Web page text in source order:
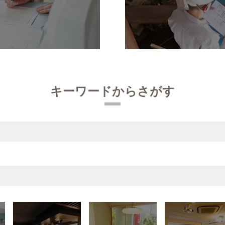
キーワードからさがす